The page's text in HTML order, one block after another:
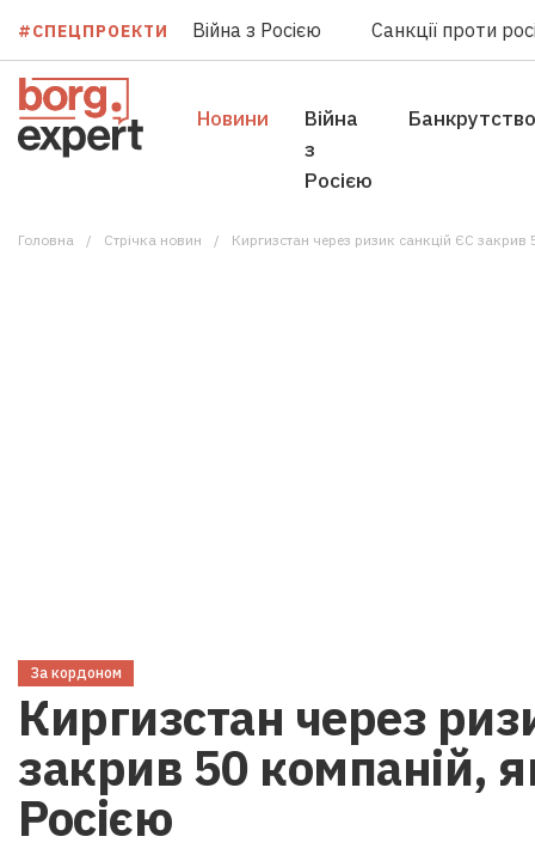
#СПЕЦПРОЕКТИ Війна з Росією Санкції проти
Новини
Війна
з
Росією
Банкрутство
Головна Стрічка новин Киргизстан через ризик санкцій ЄС закрив
За кордоном
Киргизстан через
закрив 50 компаній,
Росією